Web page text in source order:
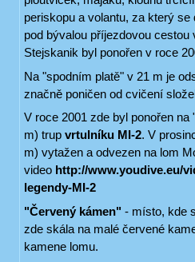
periskopu a volantu, za který se
pod bývalou příjezdovou cestou
Stejskanik byl ponořen v roce
Na "spodním platě" v 21 m je
značně poničen od cvičení
V roce 2001 zde byl ponořen na
m) trup vrtulníku MI-2. V
m) vytažen a odvezen na lom
video http://www.youdive.eu/
legendy-MI-2
"Červený kámen" - místo, kde
zde skála na malé červené
kamene lomu.